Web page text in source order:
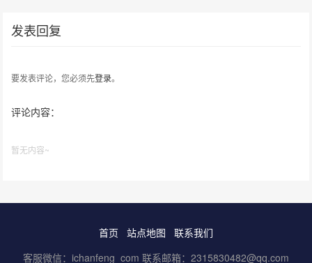
发表回复
要发表评论，您必须先登录。
评论内容：
暂无内容~
首页 站点地图
联系我们
客服微信：ichanfeng_com 联系邮箱：2315830482@qq.com